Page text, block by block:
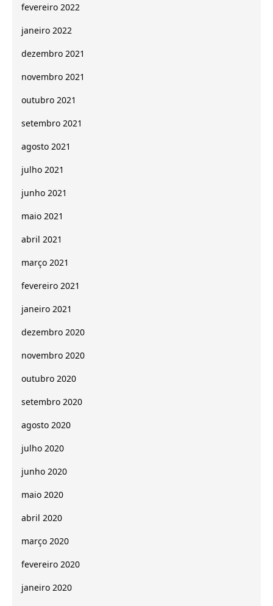
fevereiro 2022
janeiro 2022
dezembro 2021
novembro 2021
outubro 2021
setembro 2021
agosto 2021
julho 2021
junho 2021
maio 2021
abril 2021
março 2021
fevereiro 2021
janeiro 2021
dezembro 2020
novembro 2020
outubro 2020
setembro 2020
agosto 2020
julho 2020
junho 2020
maio 2020
abril 2020
março 2020
fevereiro 2020
janeiro 2020